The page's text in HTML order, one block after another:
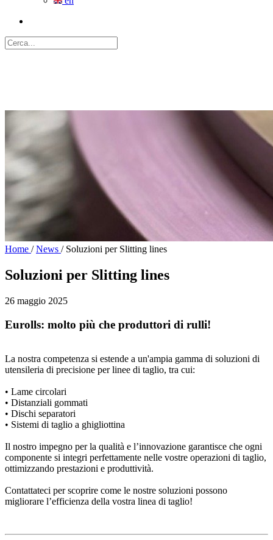
Home / News / Soluzioni per Slitting lines
Soluzioni per Slitting lines
26 maggio 2025
Eurolls: molto più che produttori di rulli!
La nostra competenza si estende a un'ampia gamma di soluzioni di
utensileria di precisione per linee di taglio, tra cui:
• Lame circolari
• Distanziali gommati
• Dischi separatori
• Sistemi di taglio a ghigliottina
Il nostro impegno per la qualità e l’innovazione garantisce che ogni
componente si integri perfettamente nelle vostre operazioni di taglio,
ottimizzando prestazioni e produttività.
Contattateci per scoprire come le nostre soluzioni possono
migliorare l’efficienza della vostra linea di taglio!